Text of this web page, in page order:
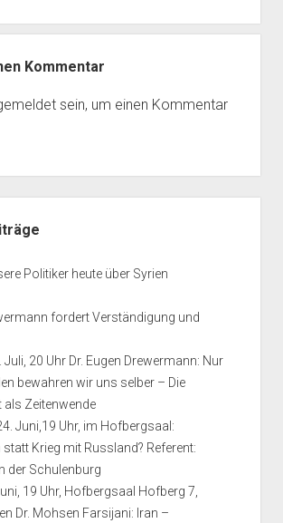
Kommentar
sein, um einen Kommentar
Politiker heute über Syrien
fordert Verständigung und
Juli, 20 Uhr Dr. Eugen Drewermann: Nur
bewahren wir uns selber – Die
als Zeitenwende
Juni,19 Uhr, im Hofbergsaal:
Krieg mit Russland? Referent:
der Schulenburg
19 Uhr, Hofbergsaal Hofberg 7,
Dr. Mohsen Farsijani: Iran –